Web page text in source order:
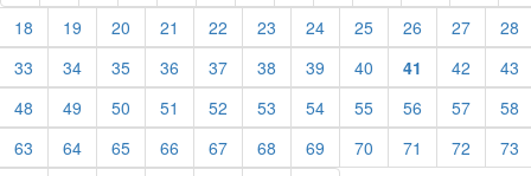
18
19 20 21 22 23 24 25 26 27
28
33
34 35 36 37 38 39 40 41 42
43
48
49 50 51 52 53 54 55 56 57
58
63
64 65 66 67 68 69 70 71 72 73